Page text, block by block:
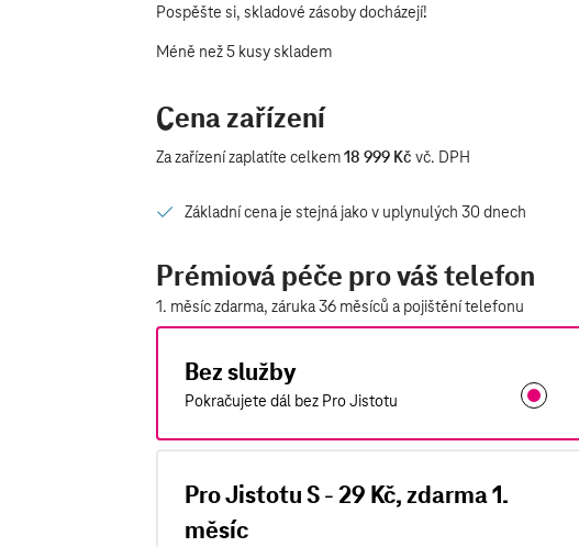
Pospěšte si, skladové zásoby docházejí!
Méně než 5 kusy skladem
Cena zařízení
Za zařízení zaplatíte celkem18 999 Kč vč. DPH
Prémiová péče pro váš telefon
1. měsíc zdarma, záruka 36 měsíců a pojištění telefonu
Bez služby
Pokračujete dál bez Pro Jistotu
Pro Jistotu S - 29 Kč, zdarma 1.
měsíc